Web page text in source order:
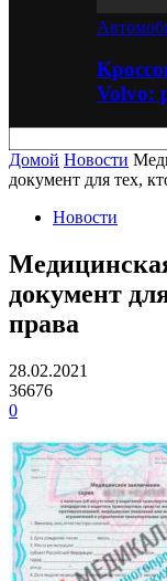
Volvo:
Домой Новости
документ для тех,
Новости
документ
права
28.02.2021
36676
0